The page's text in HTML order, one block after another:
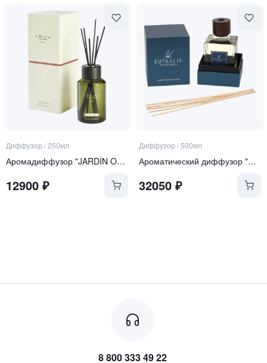
Диффузор /250мл
Аромадиффузор "JARDIN ORIENT"
12900 ₽
Диффузор /500мл
Ароматический диффузор "Zanzibar"
32050₽
8 800 333 49 22